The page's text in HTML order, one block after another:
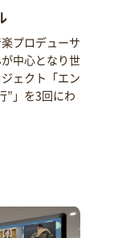
プロデューサ
中心となり世
ェクト「エン
”」を3回にわ